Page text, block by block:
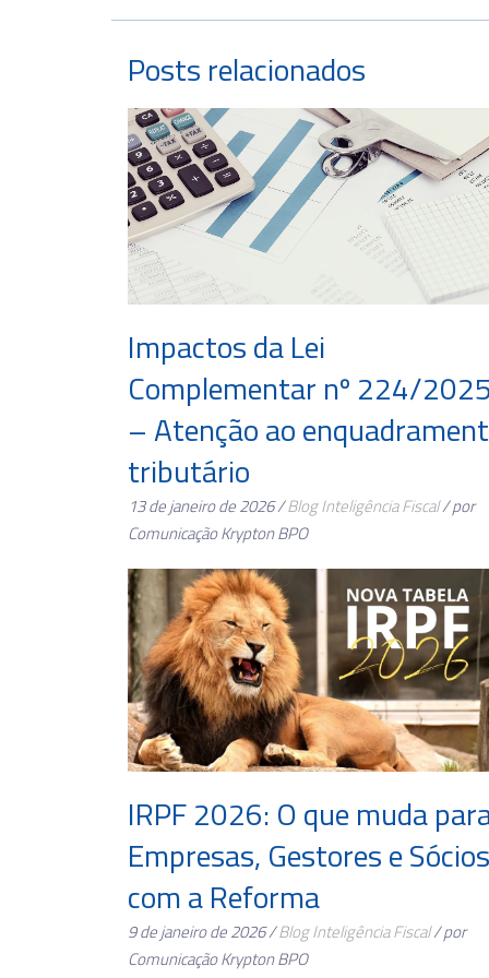
Posts relacionados
Impactos da Lei
Complementar nº 224/
– Atenção ao
tributário
13 de janeiro de 2026 /BlogInteligência Fiscal/ por
Comunicação Krypton BPO
IRPF 2026: O que muda
Empresas, Gestores e Sócios
com a Reforma
9 de janeiro de 2026 /BlogInteligência Fiscal/ por
Comunicação Krypton BPO